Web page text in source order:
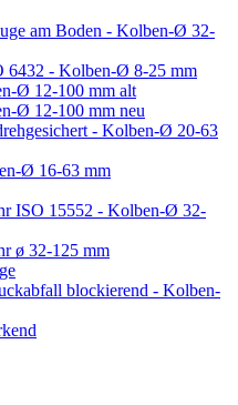
am Boden - Kolben-Ø 32-
6432 - Kolben-Ø 8-25 mm
Ø 12-100 mm alt
Ø 12-100 mm neu
- Kolben-Ø 20-63
Ø 16-63 mm
ISO 15552 - Kolben-Ø 32-
ø 32-125 mm
blockierend - Kolben-